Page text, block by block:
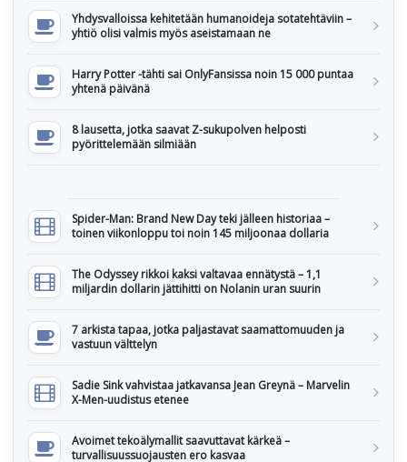
Yhdysvalloissa kehitetään humanoideja sotatehtäviin –
yhtiö olisi valmis myös aseistamaan ne
Harry Potter -tähti sai OnlyFansissa noin 15 000 puntaa
yhtenä päivänä
8 lausetta, jotka saavat Z-sukupolven helposti
pyörittelemään silmiään
Spider-Man: Brand New Day teki jälleen historiaa –
toinen viikonloppu toi noin 145 miljoonaa dollaria
The Odyssey rikkoi kaksi valtavaa ennätystä – 1,1
miljardin dollarin jättihitti on Nolanin uran suurin
7 arkista tapaa, jotka paljastavat saamattomuuden ja
vastuun välttelyn
Sadie Sink vahvistaa jatkavansa Jean Greynä – Marvelin
X-Men-uudistus etenee
Avoimet tekoälymallit saavuttavat kärkeä –
turvallisuussuojausten ero kasvaa